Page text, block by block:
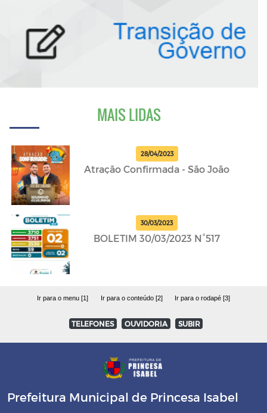
MAIS LIDAS
28/04/2023
Atração Confirmada - São João
30/03/2023
BOLETIM 30/03/2023 N°517
Ir para o menu [1] Ir para o conteúdo [2] Ir para o rodapé [3]
TELEFONES OUVIDORIA SUBIR
Prefeitura Municipal de Princesa Isabel